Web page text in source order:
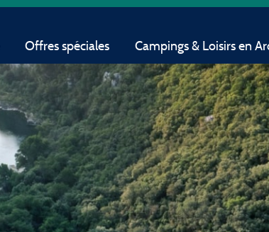
Offres spéciales Campings & Loisirs en